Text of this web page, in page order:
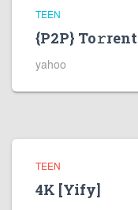
TEEN
{P2P} To𝚛rent
yahoo
TEEN
4K [Yify]